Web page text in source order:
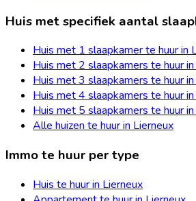
Huis met specifiek aantal
Huis met 1 slaapkamer te huur in
Huis met 2 slaapkamers te huur
Huis met 3 slaapkamers te huur
Huis met 4 slaapkamers te huur
Huis met 5 slaapkamers te huur
Alle huizen te huur in Lierneux
Immo te huur per type
Huis te huur in Lierneux